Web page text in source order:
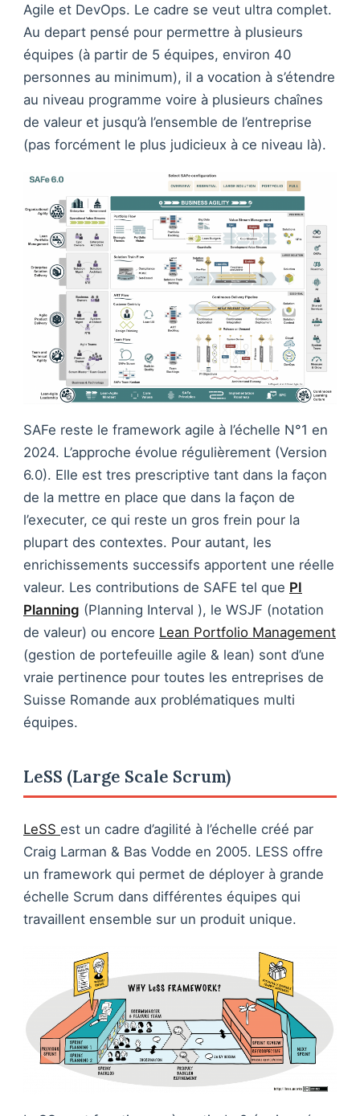
Agile et DevOps. Le cadre se veut ultra complet.
Au depart pensé pour permettre à plusieurs
équipes (à partir de 5 équipes, environ 40
personnes au minimum), il a vocation à s’étendre
au niveau programme voire à plusieurs chaînes
de valeur et jusqu’à l’ensemble de l’entreprise
(pas forcément le plus judicieux à ce niveau là).
SAFe reste le framework agile à l’échelle N°1 en
2024. L’approche évolue régulièrement (Version
6.0). Elle est tres prescriptive tant dans la façon
de la mettre en place que dans la façon de
l’executer, ce qui reste un gros frein pour la
plupart des contextes. Pour autant, les
enrichissements successifs apportent une réelle
valeur. Les contributions de SAFE tel que PI
Planning (Planning Interval ), le WSJF (notation
de valeur) ou encore Lean Portfolio Management
(gestion de portefeuille agile & lean) sont d’une
vraie pertinence pour toutes les entreprises de
Suisse Romande aux problématiques multi
équipes.
LeSS (Large Scale Scrum)
LeSS est un cadre d’agilité à l’échelle créé par
Craig Larman & Bas Vodde en 2005. LESS offre
un framework qui permet de déployer à grande
échelle Scrum dans différentes équipes qui
travaillent ensemble sur un produit unique.